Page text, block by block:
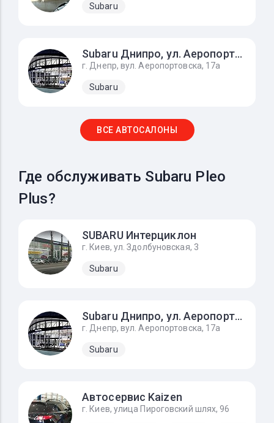
Subaru
Subaru Днипро, ул. Aеропортовска, 17а
г. Днепр, вул. Aеропортовска, 17а
Subaru
ВСЕ АВТОСАЛОНЫ
Где обслуживать Subaru Pleo
Plus?
SUBARU Интерциклон
г. Киев, ул. Здолбуновская, 3
Subaru
Subaru Днипро, ул. Aеропортовска, 17а
г. Днепр, вул. Aеропортовска, 17а
Subaru
Автосервис Kaizen
г. Киев, улица Пироговский шлях, 96